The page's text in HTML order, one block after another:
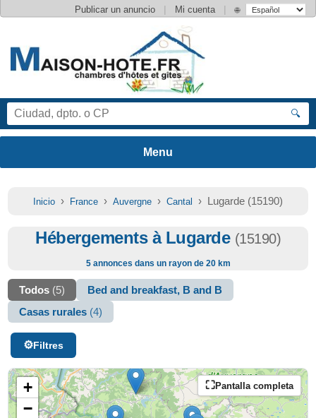
Publicar un anuncio | Mi cuenta | 🌐
🔍
Inicio › France › Auvergne › Cantal › Lugarde (15190)
Hébergements à Lugarde (15190)
5 annonces dans un rayon de 20 km
Todos (5)
Bed and breakfast, B and B
Casas rurales (4)
Filtres
Pantalla completa
+
−